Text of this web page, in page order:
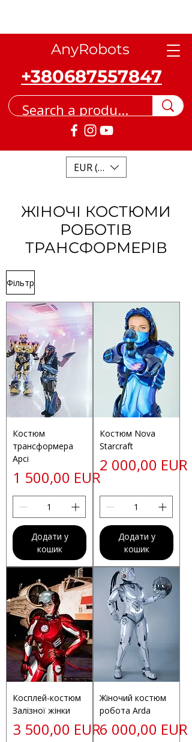
AnyRobots
+380687557847
EUR (€)
ЖІНОЧІ КОСТЮМИ
РОБОТІВ
ТРАНСФОРМЕРІВ
Фільтр
Костюм
трансформера
Арсі
Ціна
1 500,00 EUR
Додати у
кошик
Костюм Nova
Starcraft
Ціна
2 000,00 EUR
Додати у
кошик
Косплей-костюм
Залізної жінки
Ціна
3 500,00 EUR
Жіночий костюм
робота Arda
Ціна
6 000,00 EUR